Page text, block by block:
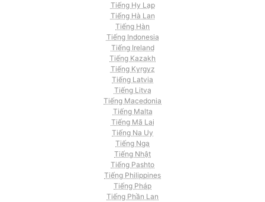
Tiếng Hy Lạp
Tiếng Hà Lan
Tiếng Hàn
Tiếng Indonesia
Tiếng Ireland
Tiếng Kazakh
Tiếng Kyrgyz
Tiếng Latvia
Tiếng Litva
Tiếng Macedonia
Tiếng Malta
Tiếng Mã Lai
Tiếng Na Uy
Tiếng Nga
Tiếng Nhật
Tiếng Pashto
Tiếng Philippines
Tiếng Pháp
Tiếng Phần Lan